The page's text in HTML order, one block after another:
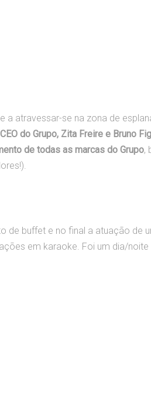
a atravessar-se na zona de
do Grupo, Zita Freire e Bruno
de todas as marcas do Grupo,
de buffet e no final a atuação
em karaoke. Foi um dia/